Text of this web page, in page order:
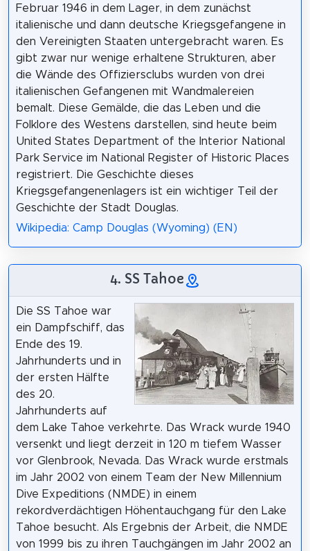
Februar 1946 in dem Lager, in dem zunächst
italienische und dann deutsche Kriegsgefangene in
den Vereinigten Staaten untergebracht waren. Es
gibt zwar nur wenige erhaltene Strukturen, aber
die Wände des Offiziersclubs wurden von drei
italienischen Gefangenen mit Wandmalereien
bemalt. Diese Gemälde, die das Leben und die
Folklore des Westens darstellen, sind heute beim
United States Department of the Interior National
Park Service im National Register of Historic Places
registriert. Die Geschichte dieses
Kriegsgefangenenlagers ist ein wichtiger Teil der
Geschichte der Stadt Douglas.
Wikipedia: Camp Douglas (Wyoming) (EN)
4. SS Tahoe
Die SS Tahoe war
ein Dampfschiff, das
Ende des 19.
Jahrhunderts und in
der ersten Hälfte
des 20.
Jahrhunderts auf
dem Lake Tahoe verkehrte. Das Wrack wurde 1940
versenkt und liegt derzeit in 120 m tiefem Wasser
vor Glenbrook, Nevada. Das Wrack wurde erstmals
im Jahr 2002 von einem Team der New Millennium
Dive Expeditions (NMDE) in einem
rekordverdächtigen Höhentauchgang für den Lake
Tahoe besucht. Als Ergebnis der Arbeit, die NMDE
von 1999 bis zu ihren Tauchgängen im Jahr 2002 an